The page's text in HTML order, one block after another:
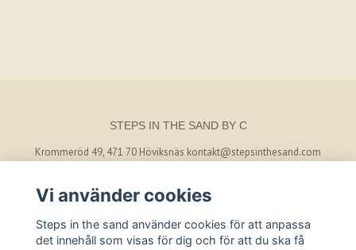
STEPS IN THE SAND BY C
Krommeröd 49, 471 70 Höviksnäs kontakt@stepsinthesand.com
Vi använder cookies
Steps in the sand använder cookies för att anpassa
det innehåll som visas för dig och för att du ska få